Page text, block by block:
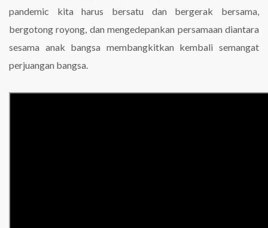
pandemic kita harus bersatu dan bergerak bersama,
bergotong royong, dan mengedepankan persamaan diantara
sesama anak bangsa membangkitkan kembali semangat
perjuangan bangsa.